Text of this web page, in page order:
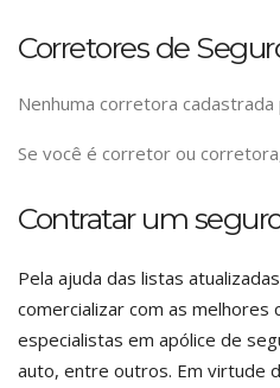
Corretores de
Nenhuma corretora cadastrada
Se você é corretor ou
Contratar um
Pela ajuda das listas
comercializar com as
especialistas em apólice de
auto, entre outros. Em virtude